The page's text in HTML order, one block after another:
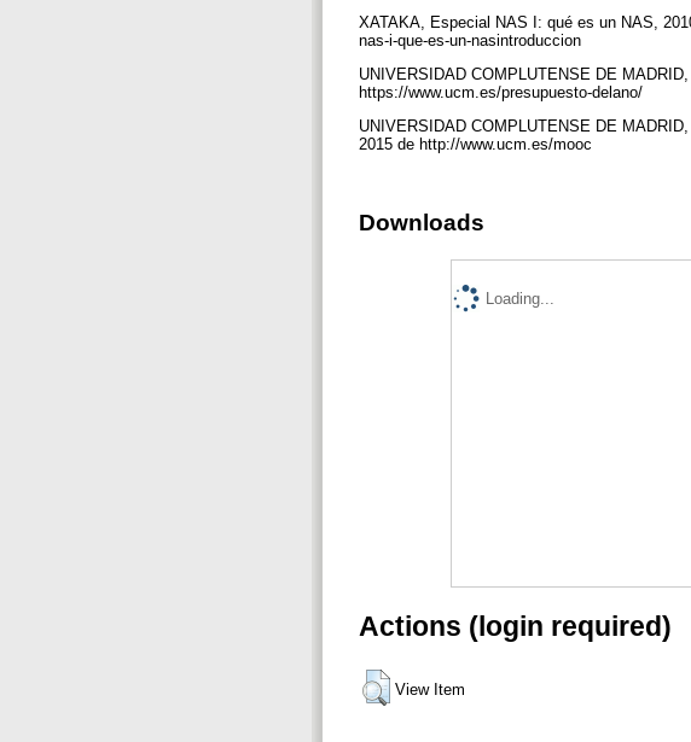
XATAKA, Especial NAS I: qué es un NAS,
nas-i-que-es-un-nasintroduccion
UNIVERSIDAD COMPLUTENSE DE
https://www.ucm.es/presupuesto-delano/
UNIVERSIDAD COMPLUTENSE DE
2015 de http://www.ucm.es/mooc
Downloads
Loading...
Actions (login required)
View Item